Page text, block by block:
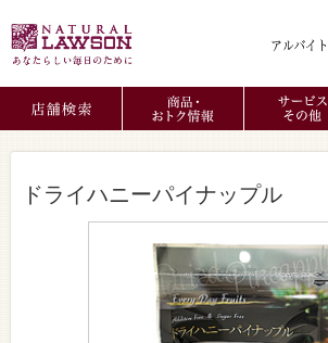
ドライハニーパイナップル